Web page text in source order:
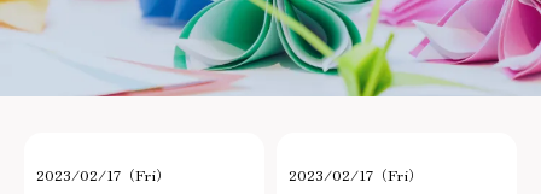
2023/02/17（Fri） 2023/02/17（Fri）